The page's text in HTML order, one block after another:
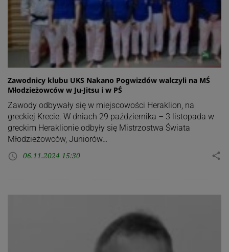
Zawodnicy klubu UKS Nakano Pogwizdów walczyli na MŚ
Młodzieżowców w Ju-Jitsu i w PŚ
Zawody odbywały się w miejscowości Heraklion, na
greckiej Krecie. W dniach 29 października – 3 listopada w
greckim Heraklionie odbyły się Mistrzostwa Świata
Młodzieżowców, Juniorów…
access_time 06.11.2024 15:30 share